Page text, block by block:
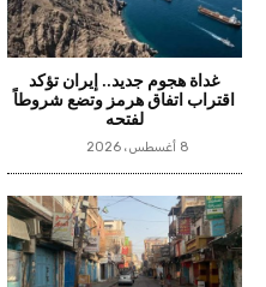
غداة هجوم جديد.. إيران تؤكد
اقتراب اتفاق هرمز وتضع شروطاً
لفتحه
8 أغسطس، 2026